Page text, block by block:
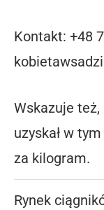
Kontakt: +48
Wskazuje
uzyskał w
za kilogram.
Rynek